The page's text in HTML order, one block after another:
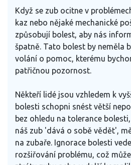
Když se zub ocitne v
kaz nebo nějaké mechanické
způsobují bolest, aby nás
špatně. Tato bolest by neměla
volání o pomoc, kterému
patřičnou pozornost.
Někteří lidé jsou vzhledem k
bolesti schopni snést větší
bez ohledu na tolerance
náš zub 'dává o sobě vědět',
na zubaře. Ignorace bolesti
rozšiřování problému, což